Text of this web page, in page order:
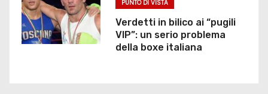
PUNTO DI VISTA
Verdetti in bilico ai “pugili
VIP”: un serio problema
della boxe italiana